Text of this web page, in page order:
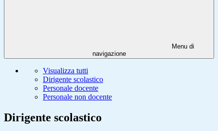
Menu di
navigazione
Visualizza tutti
Dirigente scolastico
Personale docente
Personale non docente
Dirigente scolastico